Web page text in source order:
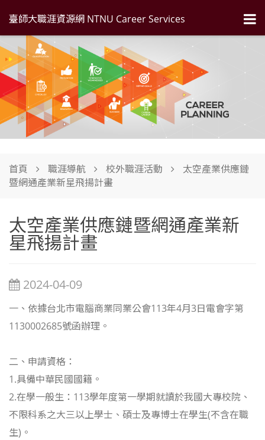
臺師大職涯資源網 NTNU Career Services
首頁 職涯導航 校外職涯活動
太空產業供應鏈
暨網通產業新星飛揚計畫
太空產業供應鏈暨網通產業新
星飛揚計畫
2024-04-09
一、依據台北市電腦商業同業公會113年4月3日電會字第
1130002685號函辦理。
二、申請資格：
1.具備中華民國國籍。
2.在學一般生：113學年度第一學期就讀於我國大專校院、
不限科系之大三以上學士、碩士及專博士在學生(不含在職
生)。